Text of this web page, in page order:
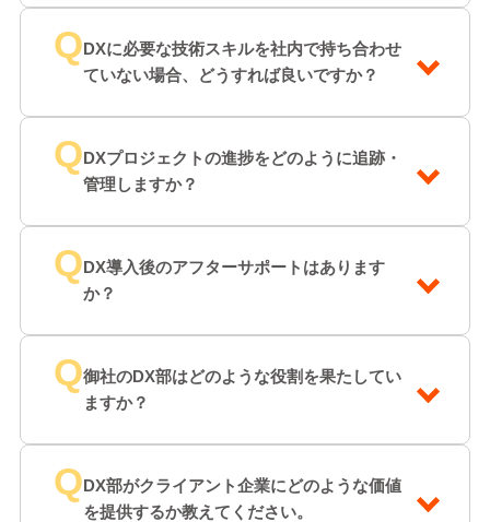
QDXに必要な技術スキルを社内で持ち合わせ
ていない場合、どうすれば良いですか？
QDXプロジェクトの進捗をどのように追跡・
管理しますか？
QDX導入後のアフターサポートはあります
か？
Q御社のDX部はどのような役割を果たしてい
ますか？
QDX部がクライアント企業にどのような価値
を提供するか教えてください。